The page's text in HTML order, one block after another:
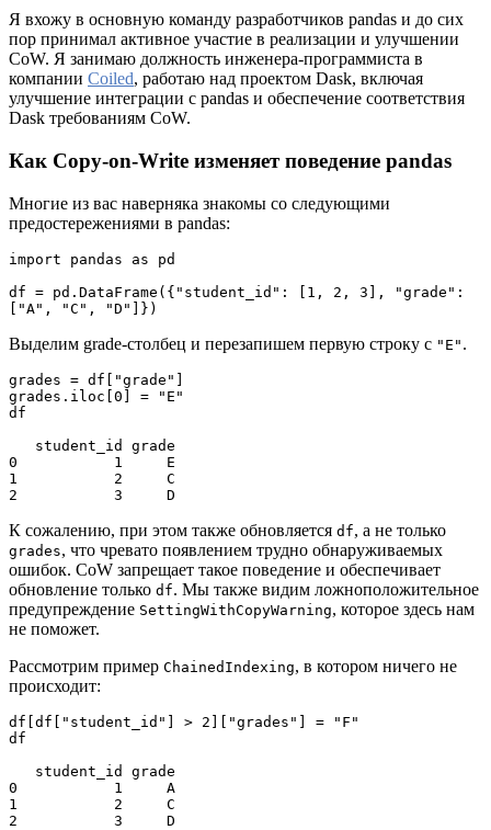
Я вхожу в основную команду разработчиков pandas и до сих
пор принимал активное участие в реализации и улучшении
CoW. Я занимаю должность инженера-программиста в
компании Coiled, работаю над проектом Dask, включая
улучшение интеграции с pandas и обеспечение соответствия
Dask требованиям CoW.
Как Copy-on-Write изменяет поведение pandas
Многие из вас наверняка знакомы со следующими
предостережениями в pandas:
import pandas as pd
df = pd.DataFrame({"student_id": [1, 2, 3], "grade":
["A", "C", "D"]})
Выделим grade-столбец и перезапишем первую строку с "E" .
grades = df["grade"]
grades.iloc[0] = "E"
df
   student_id grade
0           1     E
1           2     C
2           3     D
К сожалению, при этом также обновляется df, а не только
grades, что чревато появлением трудно обнаруживаемых
ошибок. CoW запрещает такое поведение и обеспечивает
обновление только df. Мы также видим ложноположительное
предупреждение SettingWithCopyWarning, которое здесь нам
не поможет.
Рассмотрим пример ChainedIndexing, в котором ничего не
происходит:
df[df["student_id"] > 2]["grades"] = "F"
df
   student_id grade
0           1     A
1           2     C
2           3     D